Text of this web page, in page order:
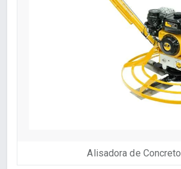
Alisadora de Concreto